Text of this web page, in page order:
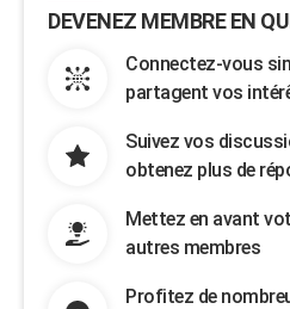
DEVENEZ MEMBRE EN
Connectez-vous
partagent vos
Suivez vos
obtenez plus de
Mettez en avant
autres membres
Profitez de